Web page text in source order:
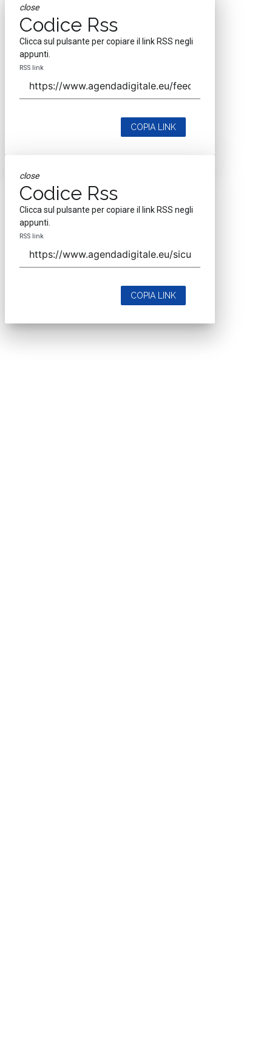
close
Codice Rss
Clicca sul pulsante per copiare il link RSS negli
appunti.
RSS link
COPIA LINK
close
Codice Rss
Clicca sul pulsante per copiare il link RSS negli
appunti.
RSS link
COPIA LINK